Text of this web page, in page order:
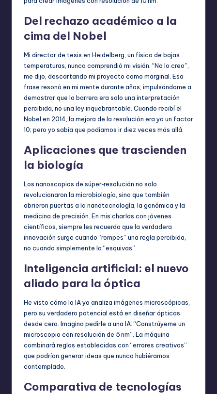
Del rechazo académico a la
cima del Nobel
Mi director de tesis en Heidelberg, un físico de bajas
temperaturas, nunca comprendió mi visión. “No lo creo”,
me dijo, descartando mi proyecto como marginal. Esa
frase resonó en mi mente durante años, impulsándome a
demostrar que la barrera era solo una interpretación
percibida, no una ley inquebrantable. Cuando recibí el
Nobel en 2014, la mejora de la resolución era ya un factor
10; pero yo sabía que podíamos ir diez veces más allá.
Aplicaciones que trascienden
la biología
Los nanoscopios de súper‑resolución no solo
revolucionaron la microbiología, sino que también
abrieron puertas a la nanotecnología, la genómica y la
medicina de precisión. En mis charlas con jóvenes
científicos, siempre les recuerdo que la verdadera
innovación surge cuando “rompes” una regla percibida,
no cuando simplemente la “esquivas”.
Inteligencia artificial: el nuevo
aliado para la óptica
He visto cómo la IA ya analiza imágenes microscópicas,
pero su verdadero potencial está en diseñar ópticas
desde cero. Imagina pedirle a una IA: “Constrúyeme un
microscopio con resolución de 5 nm”. La máquina
combinará reglas establecidas con “errores creativos”
que podrían generar ideas que nunca hubiéramos
contemplado.
Comparativa de tecnologías